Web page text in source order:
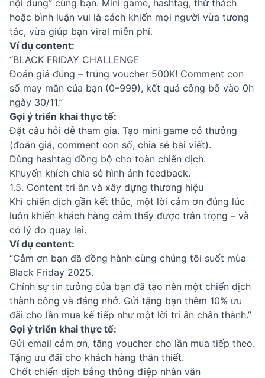
nội dung” cùng bạn. Mini game, hashtag, thử thách
hoặc bình luận vui là cách khiến mọi người vừa tương
tác, vừa giúp bạn viral miễn phí.
Ví dụ content:
“BLACK FRIDAY CHALLENGE
Đoán giá đúng – trúng voucher 500K! Comment con
số may mắn của bạn (0–999), kết quả công bố vào 0h
ngày 30/11.”
Gợi ý triển khai thực tế:
Đặt câu hỏi dễ tham gia. Tạo mini game có thưởng
(đoán giá, comment con số, chia sẻ bài viết).
Dùng hashtag đồng bộ cho toàn chiến dịch.
Khuyến khích chia sẻ hình ảnh feedback.
1.5. Content tri ân và xây dựng thương hiệu
Khi chiến dịch gần kết thúc, một lời cảm ơn đúng lúc
luôn khiến khách hàng cảm thấy được trân trọng – và
có lý do quay lại.
Ví dụ content:
“Cảm ơn bạn đã đồng hành cùng chúng tôi suốt mùa
Black Friday 2025.
Chính sự tin tưởng của bạn đã tạo nên một chiến dịch
thành công và đáng nhớ. Gửi tặng bạn thêm 10% ưu
đãi cho lần mua kế tiếp như một lời tri ân chân thành.”
Gợi ý triển khai thực tế:
Gửi email cảm ơn, tặng voucher cho lần mua tiếp theo.
Tặng ưu đãi cho khách hàng thân thiết.
Chốt chiến dịch bằng thông điệp nhân văn